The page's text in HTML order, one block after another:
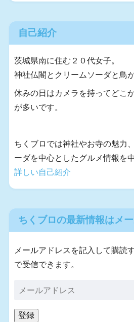
自己紹介
茨城県南に住む２０代女子。
神社仏閣とクリームソーダと鳥が
休みの日はカメラを持ってどこ
が多いです。
ちくブロでは神社やお寺の魅力
ーダを中心としたグルメ情報を
詳しい自己紹介
ちくブロの最新情報はメ
メールアドレスを記入して購読
で受信できます。
登録